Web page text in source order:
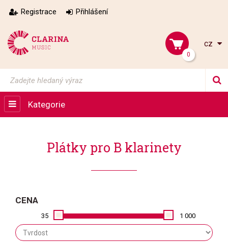
Registrace Přihlášení
0
cz
Kategorie
Plátky pro B klarinety
CENA
35 1 000